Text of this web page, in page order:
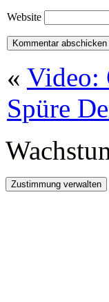
Website
« Video:
Spüre
Zustimmung verwalten